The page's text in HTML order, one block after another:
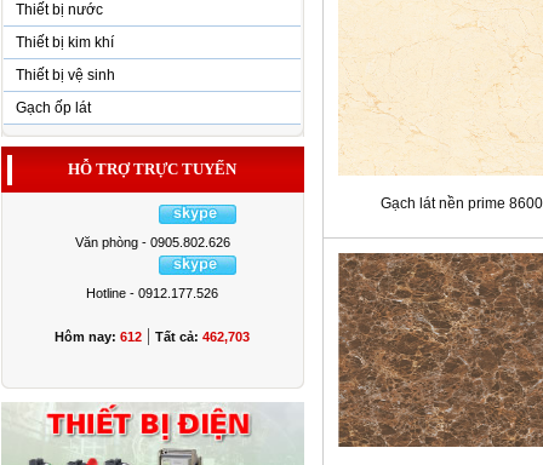
Thiết bị nước
Thiết bị kim khí
Thiết bị vệ sinh
Gạch ốp lát
HỖ TRỢ TRỰC TUYẾN
Văn phòng - 0905.802.626
Hotline - 0912.177.526
Hôm nay: 612 | Tất cả: 462,703
Gạch lát nền prime 8600